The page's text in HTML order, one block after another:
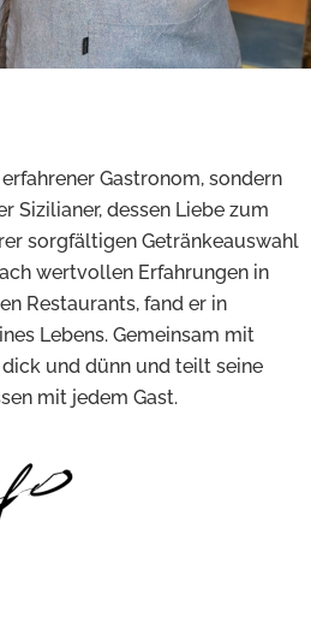
Gastronom, sondern
Sizilianer, dessen Liebe zum
sorgfältigen Getränkeauswahl
wertvollen Erfahrungen in
Restaurants, fand er in
Lebens. Gemeinsam mit
und dünn und teilt seine
mit jedem Gast.